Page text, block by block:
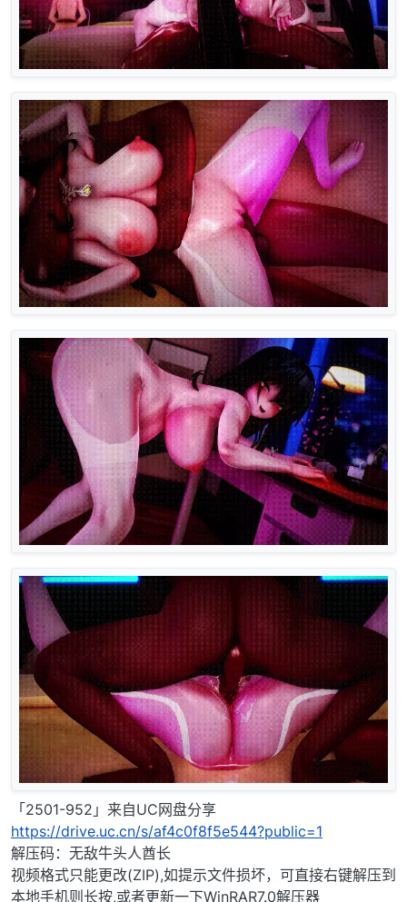
「2501-952」来自UC网盘分享
https://drive.uc.cn/s/af4c0f8f5e544?public=1
解压码：无敌牛头人酋长
视频格式只能更改(ZIP),如提示文件损坏，可直接右键解压到
本地手机则长按,或者更新一下WinRAR7.0解压器